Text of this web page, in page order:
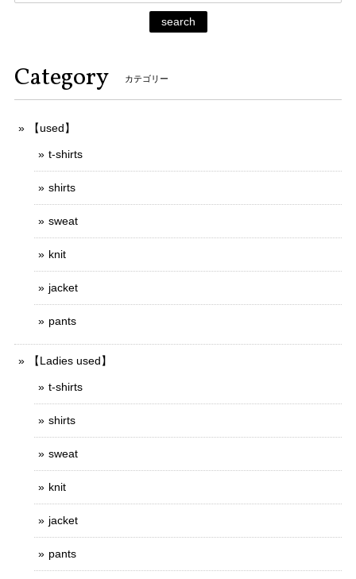
search
Category カテゴリー
【used】
t-shirts
shirts
sweat
knit
jacket
pants
【Ladies used】
t-shirts
shirts
sweat
knit
jacket
pants